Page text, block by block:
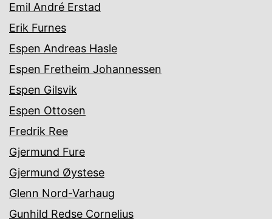
Emil André Erstad
Erik Furnes
Espen Andreas Hasle
Espen Fretheim Johannessen
Espen Gilsvik
Espen Ottosen
Fredrik Ree
Gjermund Fure
Gjermund Øystese
Glenn Nord-Varhaug
Gunhild Redse Cornelius